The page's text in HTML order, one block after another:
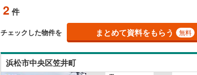
2 件
チェックした物件を まとめて資料をもらう 無料
浜松市中央区笠井町
近畿 大阪 兵庫
中国 鳥取 島根
掛川市(7)
袋井市(3)
栄町(1)
最寄りの駅が始発駅（0）
オンライン内見(相談)可（1